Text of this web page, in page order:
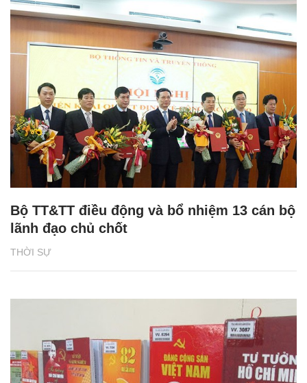
THỜI SỰ
Bộ TT&TT điều động và bổ nhiệm 13 cán bộ
lãnh đạo chủ chốt